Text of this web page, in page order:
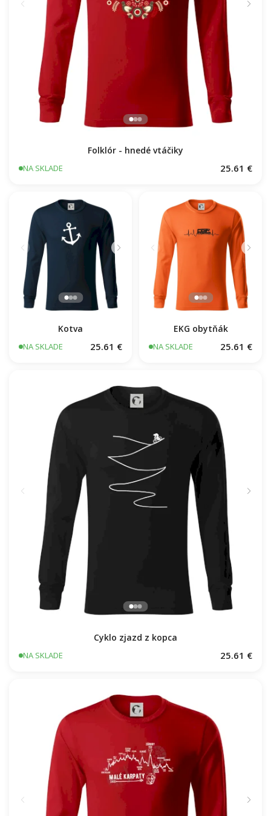
Folklór - hnedé vtáčiky
NA SKLADE 25.61 €
Kotva
NA SKLADE 25.61 €
EKG obytňák
NA SKLADE 25.61 €
Cyklo zjazd z kopca
NA SKLADE 25.61 €